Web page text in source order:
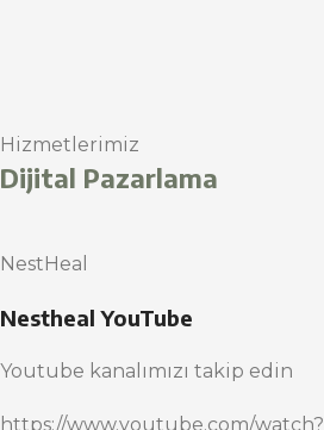
Hizmetlerimiz
Dijital Pazarlama
NestHeal
Nestheal YouTube
Youtube kanalımızı takip edin
https://www.youtube.com/watch?